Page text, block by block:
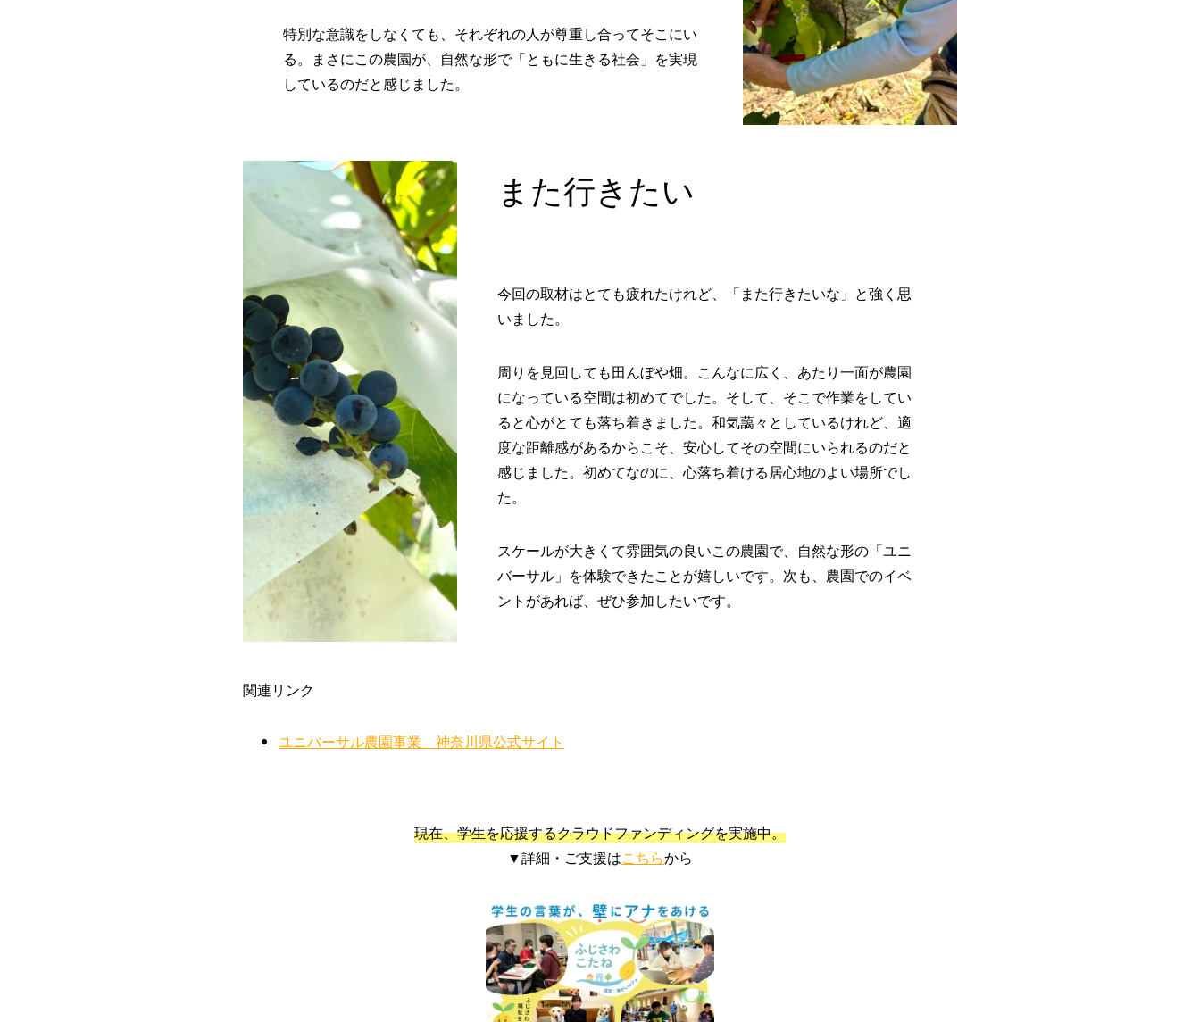
特別な意識をしなくても、それぞれの人が尊重し合ってそこにい
る。まさにこの農園が、自然な形で「ともに生きる社会」を実現
しているのだと感じました。
また行きたい
今回の取材はとても疲れたけれど、「また行きたいな」と強く思
いました。
周りを見回しても田んぼや畑。こんなに広く、あたり一面が農園
になっている空間は初めてでした。そして、そこで作業をしてい
ると心がとても落ち着きました。和気藹々としているけれど、適
度な距離感があるからこそ、安心してその空間にいられるのだと
感じました。初めてなのに、心落ち着ける居心地のよい場所でし
た。
スケールが大きくて雰囲気の良いこの農園で、自然な形の「ユニ
バーサル」を体験できたことが嬉しいです。次も、農園でのイベ
ントがあれば、ぜひ参加したいです。
関連リンク
ユニバーサル農園事業 神奈川県公式サイト
現在、学生を応援するクラウドファンディングを実施中。
▼詳細・ご支援はこちらから